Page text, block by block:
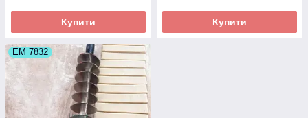
Купити Купити
ЕМ 7832